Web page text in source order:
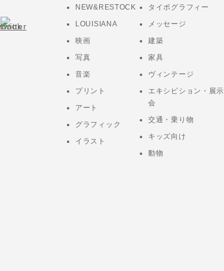
NEW&RESTOCK
LOUISIANA
映画
写真
音楽
プリント
アート
グラフィック
イラスト
タイポグラフィー
メッセージ
建築
家具
ヴィンテージ
エキシビション・展示
会
交通・乗り物
キッズ向け
動物